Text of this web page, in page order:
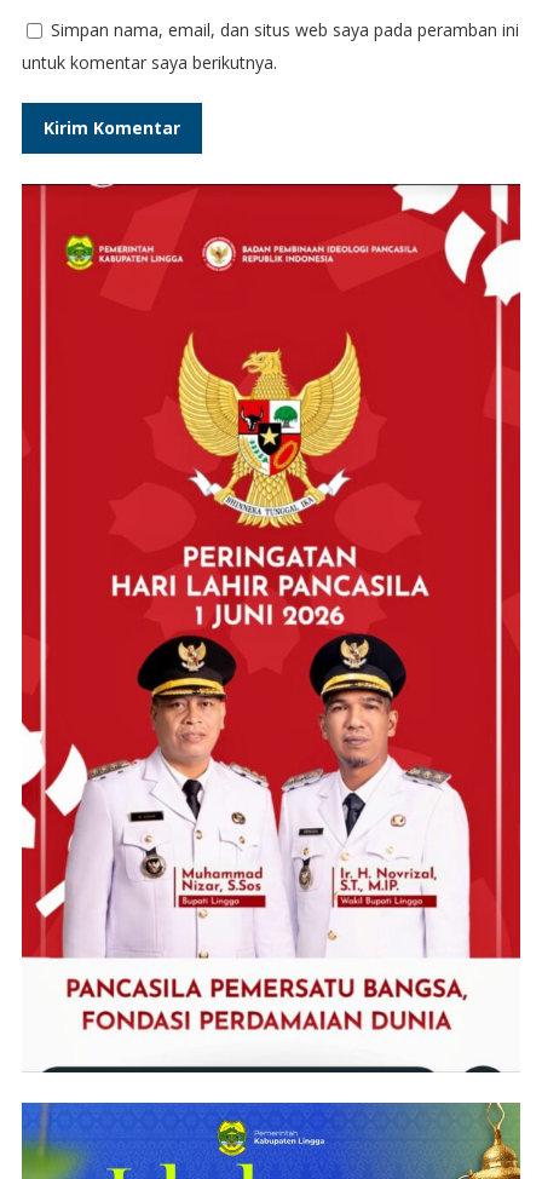
Simpan nama, email, dan situs web saya pada peramban ini
untuk komentar saya berikutnya.